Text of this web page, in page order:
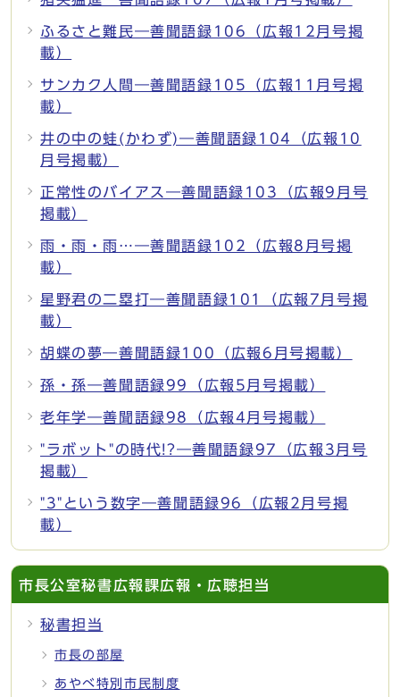
ふるさと難民―善聞語録106（広報12月号掲
載）
サンカク人間―善聞語録105（広報11月号掲
載）
井の中の蛙(かわず)―善聞語録104（広報10
月号掲載）
正常性のバイアス―善聞語録103（広報9月号
掲載）
雨・雨・雨…―善聞語録102（広報8月号掲
載）
星野君の二塁打―善聞語録101（広報7月号掲
載）
胡蝶の夢―善聞語録100（広報6月号掲載）
孫・孫―善聞語録99（広報5月号掲載）
老年学―善聞語録98（広報4月号掲載）
"ラボット"の時代!?―善聞語録97（広報3月号
掲載）
"3"という数字―善聞語録96（広報2月号掲
載）
市長公室秘書広報課広報・広聴担当
秘書担当
市長の部屋
あやべ特別市民制度